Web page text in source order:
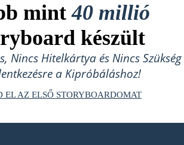
mint40 millió
készült
Nincs Hitelkártya és Nincs Szükség
a Kipróbáláshoz!
EL AZ ELSŐ STORYBOARDOMAT